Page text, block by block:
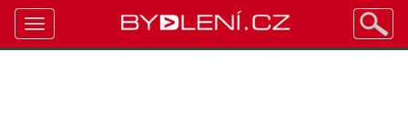
Toggle
navigation